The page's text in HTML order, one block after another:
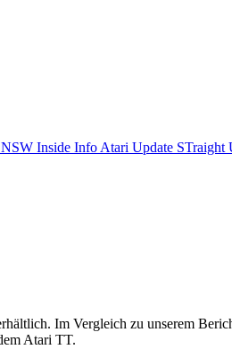
Inside Info Atari Update STraight
Im Vergleich zu unserem
Atari TT.